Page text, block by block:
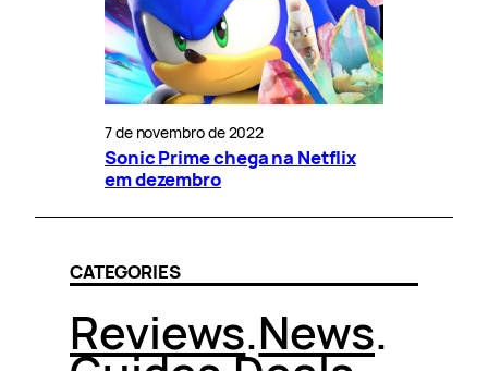
7 de novembro de 2022
Sonic Prime chega na Netflix
em dezembro
CATEGORIES
Reviews.News.